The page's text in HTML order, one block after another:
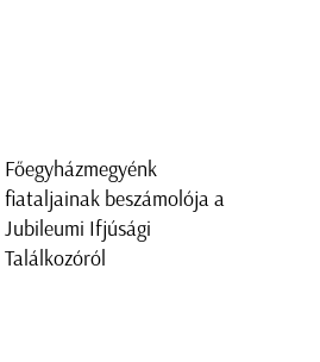
Főegyházmegyénk
fiataljainak beszámolója a
Jubileumi Ifjúsági
Találkozóról